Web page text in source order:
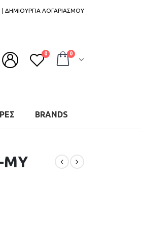
| ΔΗΜΙΟΥΡΓΙΑ ΛΟΓΑΡΙΑΣΜΟΥ
0 0
BRANDS